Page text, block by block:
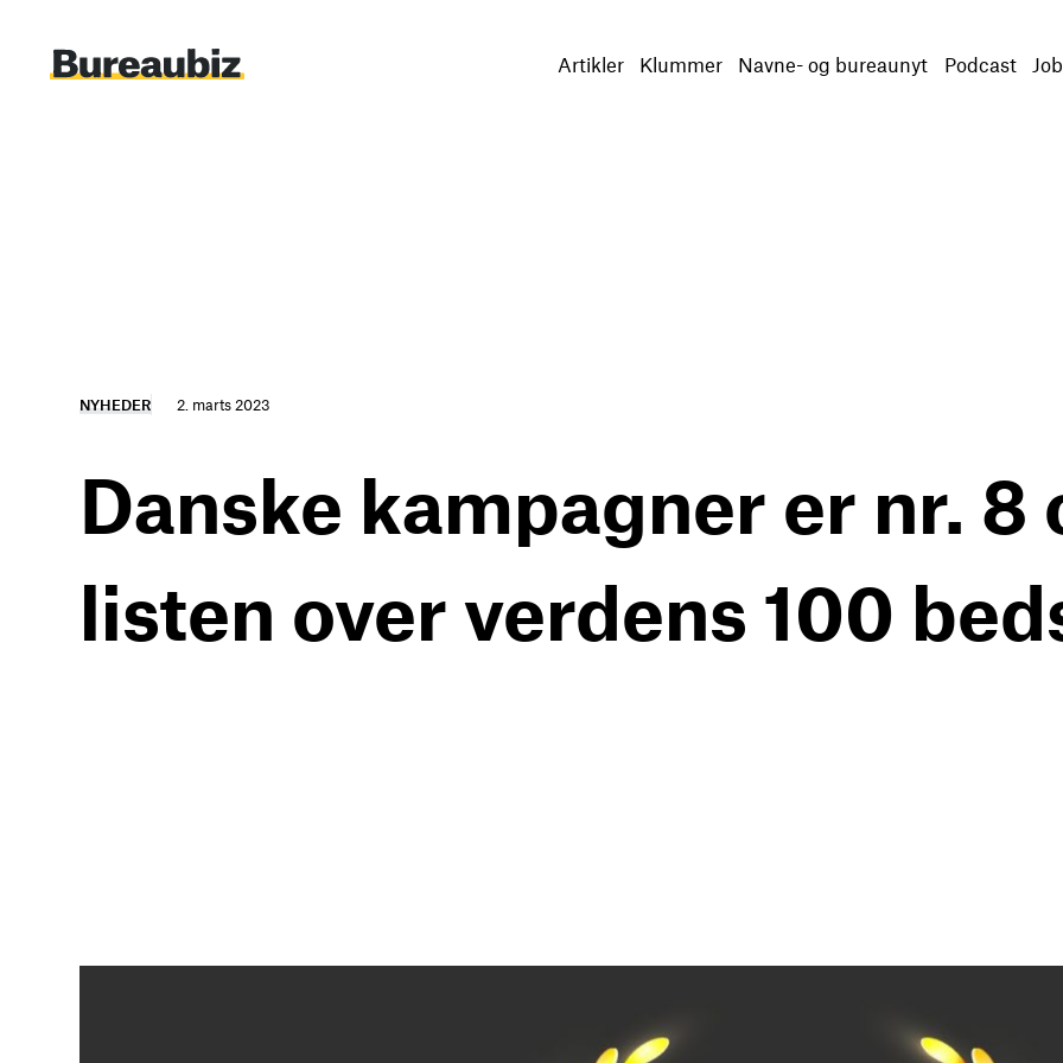
indhold
Artikler Klummer Navne- og bureaunyt Podcast
NYHEDER 2. marts 2023
Danske kampagner er nr. 8
listen over verdens 100